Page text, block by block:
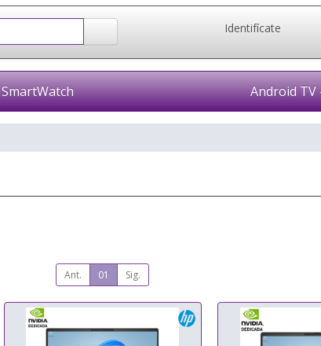
Identifícate
SmartWatch Android TV
Ant. 01 Sig.